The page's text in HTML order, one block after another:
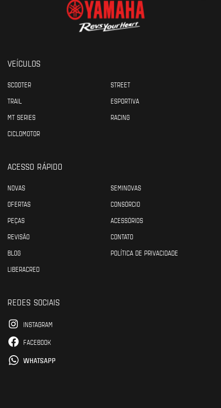
VEÍCULOS
SCOOTER
STREET
TRAIL
ESPORTIVA
MT SERIES
RACING
CICLOMOTOR
ACESSO RÁPIDO
NOVAS
SEMINOVAS
OFERTAS
CONSÓRCIO
PEÇAS
ACESSÓRIOS
REVISÃO
CONTATO
BLOG
POLÍTICA DE PRIVACIDADE
LIBERACRED
REDES SOCIAIS
INSTAGRAM
FACEBOOK
WHATSAPP